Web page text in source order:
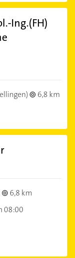
Ing.(FH)
6,8 km
6,8 km
08:00